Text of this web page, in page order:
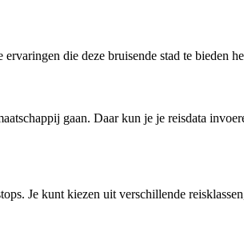
die deze bruisende stad te bieden
gaan. Daar kun je je reisdata
Je kunt kiezen uit verschillende